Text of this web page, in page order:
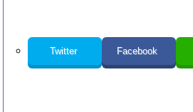
Twitter Facebook